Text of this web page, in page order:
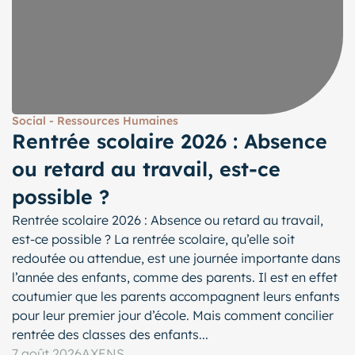
Social - Ressources Humaines
Rentrée scolaire 2026 : Absence
ou retard au travail, est-ce
possible ?
Rentrée scolaire 2026 : Absence ou retard au travail,
est-ce possible ? La rentrée scolaire, qu’elle soit
redoutée ou attendue, est une journée importante dans
l’année des enfants, comme des parents. Il est en effet
coutumier que les parents accompagnent leurs enfants
pour leur premier jour d’école. Mais comment concilier
rentrée des classes des enfants...